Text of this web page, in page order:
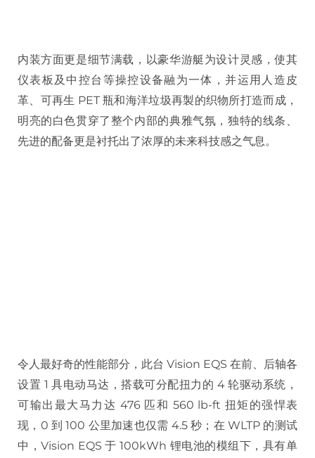
内装方面更是细节满载，以豪华游艇为设计灵感，使其
仪表板及中控台等操控设备融为一体，并运用人造皮
革、可再生 PET 瓶和海洋垃圾再製的织物所打造而成，
明亮的白色贯穿了整个内部的典雅气氛，独特的线条、
先进的配备更是衬托出了浓厚的未来科技感之气息。
令人最好奇的性能部分，此台 Vision EQS 在前、后轴各
设置 1 具电动马达，搭载可分配扭力的 4 轮驱动系统，
可输出最大马力达 476 匹和 560 lb-ft 扭矩的强悍表
现，0 到 100 公里加速也仅需 4.5 秒；在 WLTP 的测试
中，Vision EQS 于 100kWh 锂电池的模组下，具有单